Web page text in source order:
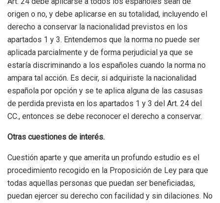
origen o no, y debe aplicarse en su totalidad, incluyendo el
derecho a conservar la nacionalidad previstos en los
apartados 1 y 3. Entendemos que la norma no puede ser
aplicada parcialmente y de forma perjudicial ya que se
estaría discriminando a los españoles cuando la norma no
ampara tal acción. Es decir, si adquiriste la nacionalidad
española por opción y se te aplica alguna de las casusas
de perdida prevista en los apartados 1 y 3 del Art. 24 del
CC., entonces se debe reconocer el derecho a conservar.
Otras cuestiones de interés.
Cuestión aparte y que amerita un profundo estudio es el
procedimiento recogido en la Proposición de Ley para que
todas aquellas personas que puedan ser beneficiadas,
puedan ejercer su derecho con facilidad y sin dilaciones. No